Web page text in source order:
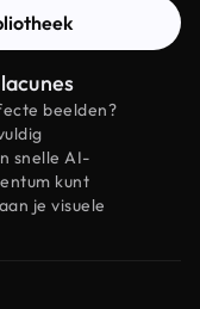
beelden?
snelle AI-
kunt
je visuele